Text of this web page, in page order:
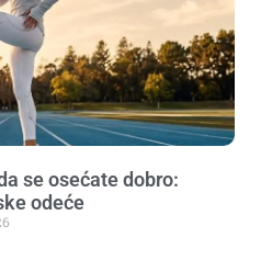
se osećate dobro:
odeće